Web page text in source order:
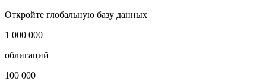
Откройте глобальную базу данных
1 000 000
облигаций
100 000